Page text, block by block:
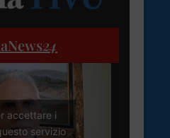
24
accettare i
servizio